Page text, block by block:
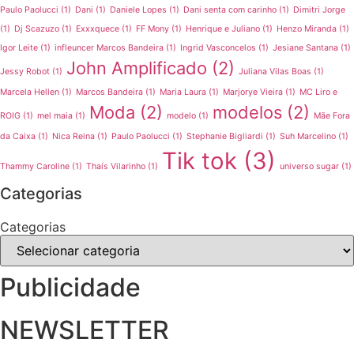
Paulo Paolucci (1) Dani (1) Daniele Lopes (1) Dani senta com carinho (1) Dimitri Jorge
(1) Dj Scazuzo (1) Exxxquece (1) FF Mony (1) Henrique e Juliano (1) Henzo Miranda (1)
Igor Leite (1) infleuncer Marcos Bandeira (1) Ingrid Vasconcelos (1) Jesiane Santana (1)
Jessy Robot (1) John Amplificado (2) Juliana Vilas Boas (1)
Marcela Hellen (1) Marcos Bandeira (1) Maria Laura (1) Marjorye Vieira (1) MC Liro e
ROIG (1) mel maia (1) Moda (2) modelo (1) modelos (2)
Mãe Fora
da Caixa (1) Nica Reina (1) Paulo Paolucci (1) Stephanie Bigliardi (1) Suh Marcelino (1)
Thammy Caroline (1) Thaís Vilarinho (1) Tik tok (3) universo sugar (1)
Categorias
Categorias
Publicidade
NEWSLETTER